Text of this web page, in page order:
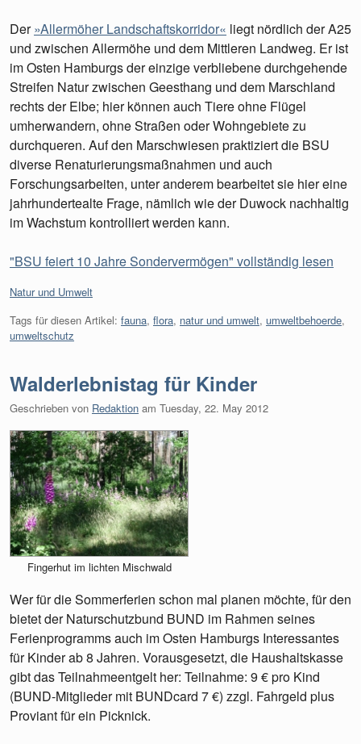
Der»Allermöher Landschaftskorridor« liegt nördlich der A25
und zwischen Allermöhe und dem Mittleren Landweg. Er ist
im Osten Hamburgs der einzige verbliebene durchgehende
Streifen Natur zwischen Geesthang und dem Marschland
rechts der Elbe; hier können auch Tiere ohne Flügel
umherwandern, ohne Straßen oder Wohngebiete zu
durchqueren. Auf den Marschwiesen praktiziert die BSU
diverse Renaturierungsmaßnahmen und auch
Forschungsarbeiten, unter anderem bearbeitet sie hier eine
jahrhundertealte Frage, nämlich wie der Duwock nachhaltig
im Wachstum kontrolliert werden kann.
"BSU feiert 10 Jahre Sondervermögen" vollständig lesen
Kategorien:
Natur und Umwelt
Tags für diesen Artikel: fauna, flora, natur und umwelt, umweltbehoerde,
umweltschutz
Walderlebnistag für Kinder
Geschrieben von Redaktion am Tuesday, 22. May 2012
Fingerhut im lichten Mischwald
Wer für die Sommerferien schon mal planen möchte, für den
bietet der Naturschutzbund BUND im Rahmen seines
Ferienprogramms auch im Osten Hamburgs Interessantes
für Kinder ab 8 Jahren. Vorausgesetzt, die Haushaltskasse
gibt das Teilnahmeentgelt her: Teilnahme: 9 € pro Kind
(BUND-Mitglieder mit BUNDcard 7 €) zzgl. Fahrgeld plus
Proviant für ein Picknick.